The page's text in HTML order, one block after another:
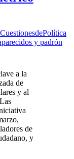
CuestionesdePolítica
a la
de
y al
de
y